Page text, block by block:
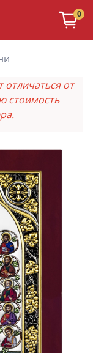
0
от
стоимость